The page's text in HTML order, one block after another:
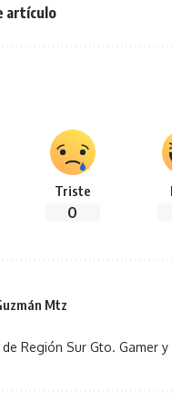
artículo
Triste
0
Mtz
Región Sur Gto. Gamer